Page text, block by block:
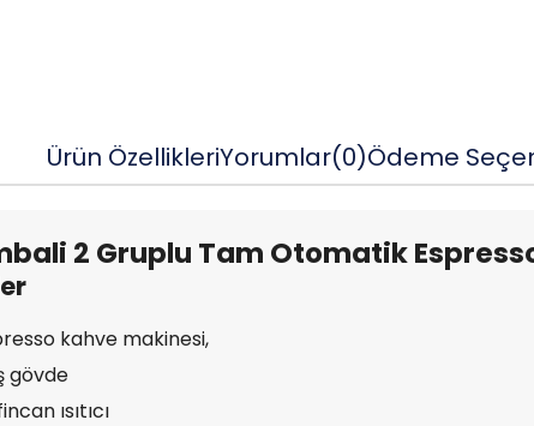
Ürün ÖzellikleriYorumlar(0)Ödeme
2 Gruplu Tam Otomatik
kahve makinesi,
gövde
ısıtıcı